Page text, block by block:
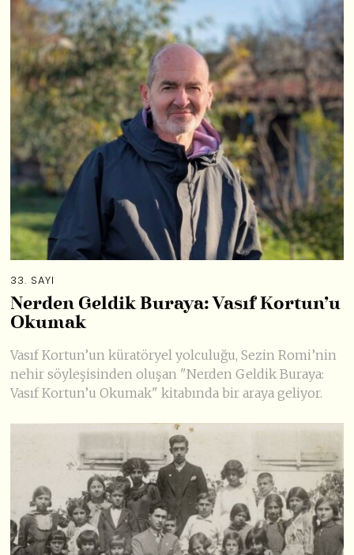
33. SAYI
Nerden Geldik Buraya: Vasıf Kortun’u
Okumak
Vasıf Kortun’un küratöryel yolculuğu, Sezin Romi’nin
nehir söyleşisinden oluşan "Nerden Geldik Buraya:
Vasıf Kortun’u Okumak" kitabında bir araya geliyor.